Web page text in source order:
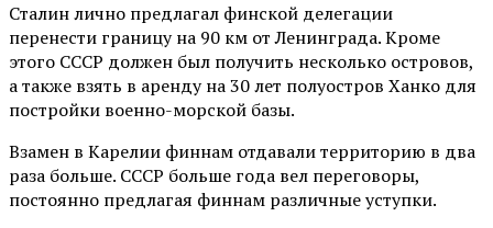
Сталин лично предлагал финской делегации
перенести границу на 90 км от Ленинграда. Кроме
этого СССР должен был получить несколько островов,
а также взять в аренду на 30 лет полуостров Ханко для
постройки военно-морской базы.
Взамен в Карелии финнам отдавали территорию в два
раза больше. СССР больше года вел переговоры,
постоянно предлагая финнам различные уступки.